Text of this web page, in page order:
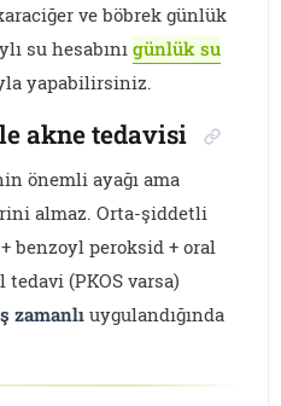
ve böbrek günlük
su hesabınıgünlük su
yapabilirsiniz.
akne tedavisi
önemli ayağı ama
almaz. Orta-şiddetli
benzoyl peroksid + oral
(PKOS varsa)
zamanlıuygulandığında